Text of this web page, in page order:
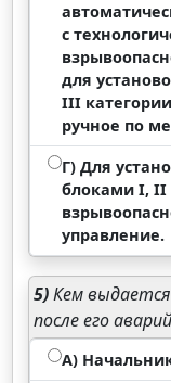
с
для
III
ручное по
Г) Для
блоками I, II
управление.
5)Кем выдается
после его
А)